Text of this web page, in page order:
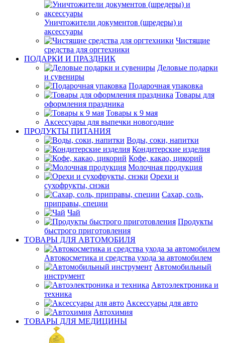
Уничтожители документов (шредеры) и
аксессуары
Чистящие
средства для оргтехники
ПОДАРКИ И ПРАЗДНИК
Деловые подарки
и сувениры
Подарочная упаковка
Товары для
оформления праздника
Товары к 9 мая
Аксессуары для выпечки новогодние
ПРОДУКТЫ ПИТАНИЯ
Воды, соки, напитки
Кондитерские изделия
Кофе, какао, цикорий
Молочная продукция
Орехи и
сухофрукты, снэки
Сахар, соль,
приправы, специи
Чай
Продукты
быстрого приготовления
ТОВАРЫ ДЛЯ АВТОМОБИЛЯ
Автокосметика и средства ухода за автомобилем
Автомобильный
инструмент
Автоэлектроника и
техника
Аксессуары для авто
Автохимия
ТОВАРЫ ДЛЯ МЕДИЦИНЫ